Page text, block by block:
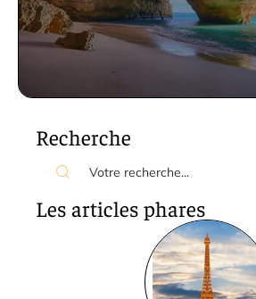
Recherche
Les articles phares